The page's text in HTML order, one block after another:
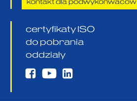
kontakt dla podwykonwaców
certyfikaty ISO
do pobrania
oddziały